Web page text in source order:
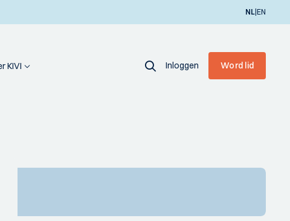
NL|EN
KIVI Inloggen Word lid